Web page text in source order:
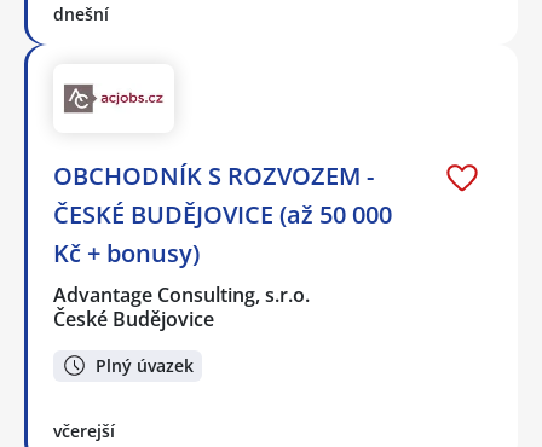
dnešní
OBCHODNÍK S ROZVOZEM -
ČESKÉ BUDĚJOVICE (až 50 000
Kč + bonusy)
Advantage Consulting, s.r.o.
České Budějovice
Plný úvazek
včerejší